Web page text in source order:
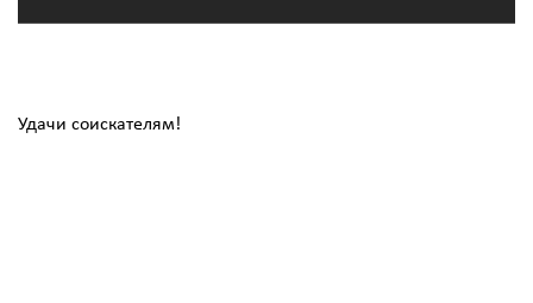
Удачи соискателям!